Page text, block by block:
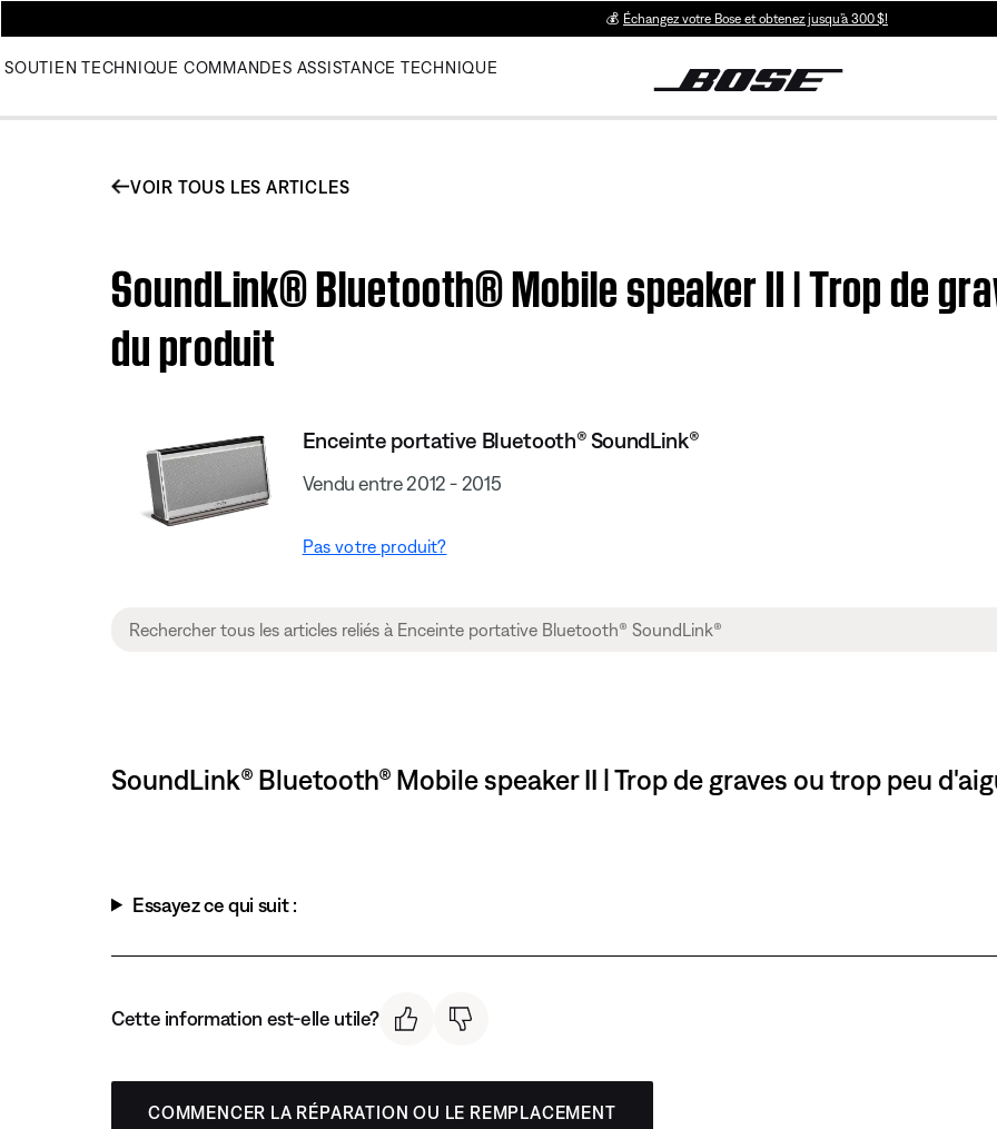
💰 Échangez votre Bose et obtenez jusqu’à 300 $!
SOUTIEN TECHNIQUE COMMANDES ASSISTANCE TECHNIQUE
VOIR TOUS LES ARTICLES
SoundLink® Bluetooth® Mobile speaker II | Trop de
du produit
Enceinte portative Bluetooth® SoundLink®
Vendu entre 2012 - 2015
Pas votre produit?
SoundLink® Bluetooth® Mobile speaker II | Trop de graves ou trop peu
Essayez ce qui suit :
Cette information est-elle utile?
COMMENCER LA RÉPARATION OU LE REMPLACEMENT